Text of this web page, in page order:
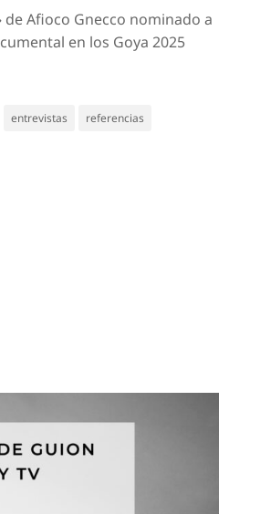
de Afioco Gnecco nominado a
en los Goya 2025
entrevistas referencias